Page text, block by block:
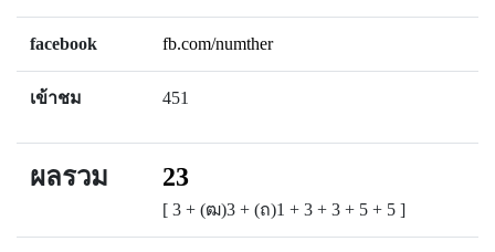
facebook fb.com/numther
เข้าชม 451
ผลรวม 23
[ 3 + (ฒ)3 + (ถ)1 + 3 + 3 + 5 + 5 ]